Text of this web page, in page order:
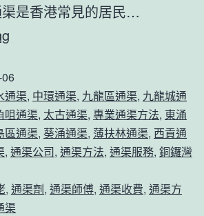
是香港常見的居民…
通
渠
師
傅
如
通渠, 中環通渠, 九龍區通渠, 九龍城通
咀通渠, 太古通渠, 專業通渠方法, 東涌
區通渠, 葵涌通渠, 薄扶林通渠, 西貢通
, 通渠公司, 通渠方法, 通渠服務, 銅鑼灣
, 通渠劑, 通渠師傅, 通渠收費, 通渠方
渠